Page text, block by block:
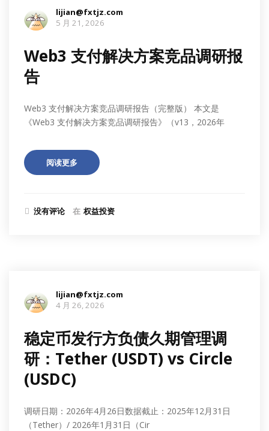
lijian@fxtjz.com
5 月 21, 2026
Web3 支付解决方案竞品调研报
告
Web3 支付解决方案竞品调研报告（完整版） 本文是
《Web3 支付解决方案竞品调研报告》（v13，2026年
阅读更多
没有评论 在 权益投资
lijian@fxtjz.com
4 月 26, 2026
稳定币发行方负债久期管理调
研：Tether (USDT) vs Circle
(USDC)
调研日期：2026年4月26日数据截止：2025年12月31日
（Tether）/ 2026年1月31日（Cir